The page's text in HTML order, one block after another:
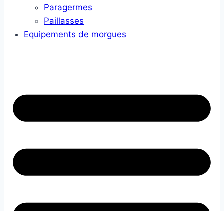
Paragermes
Paillasses
Equipements de morgues